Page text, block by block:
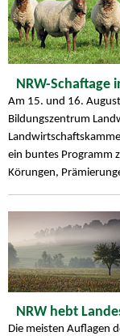
NRW-Schaftage
Am 15. und 16.
Bildungszentrum
ein buntes Programm
Körungen,
NRW hebt
Die meisten Auflagen